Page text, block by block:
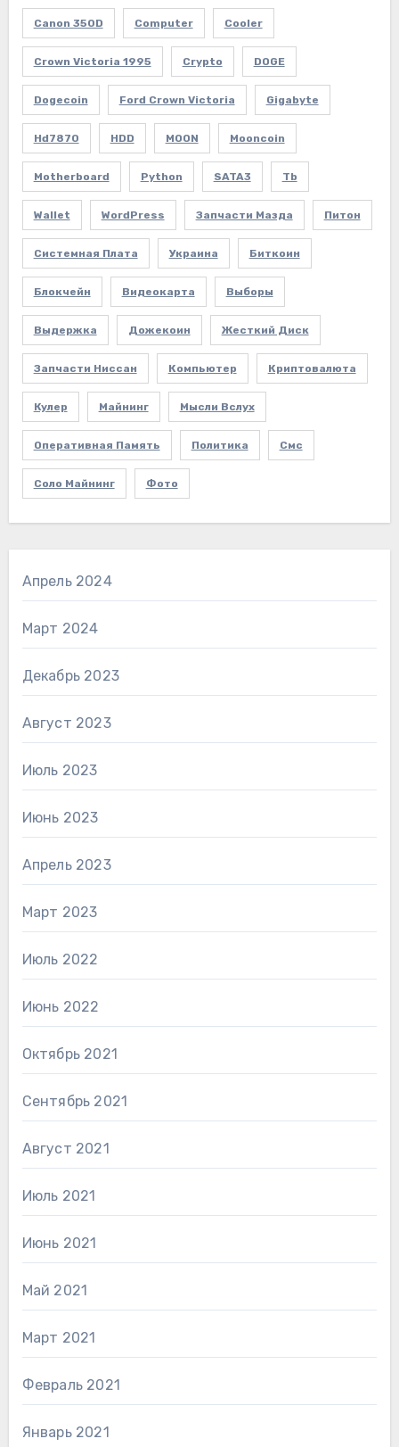
Canon 350D Computer Cooler
Crown Victoria 1995 Crypto DOGE
Dogecoin Ford Crown Victoria Gigabyte
Hd7870 HDD MOON Mooncoin
Motherboard Python SATA3 Tb
Wallet WordPress Запчасти Мазда Питон
Системная Плата Украина Биткоин
Блокчейн Видеокарта Выборы
Выдержка Дожекоин Жесткий Диск
Запчасти Ниссан Компьютер Криптовалюта
Кулер Майнинг Мысли Вслух
Оперативная Память Политика Смс
Соло Майнинг Фото
Апрель 2024
Март 2024
Декабрь 2023
Август 2023
Июль 2023
Июнь 2023
Апрель 2023
Март 2023
Июль 2022
Июнь 2022
Октябрь 2021
Сентябрь 2021
Август 2021
Июль 2021
Июнь 2021
Май 2021
Март 2021
Февраль 2021
Январь 2021